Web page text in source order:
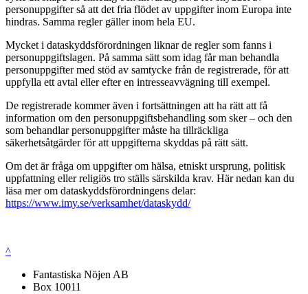
personuppgifter så att det fria flödet av uppgifter inom Europa inte
hindras. Samma regler gäller inom hela EU.
Mycket i dataskyddsförordningen liknar de regler som fanns i
personuppgiftslagen. På samma sätt som idag får man behandla
personuppgifter med stöd av samtycke från de registrerade, för att
uppfylla ett avtal eller efter en intresseavvägning till exempel.
De registrerade kommer även i fortsättningen att ha rätt att få
information om den personuppgiftsbehandling som sker – och den
som behandlar personuppgifter måste ha tillräckliga
säkerhetsåtgärder för att uppgifterna skyddas på rätt sätt.
Om det är fråga om uppgifter om hälsa, etniskt ursprung, politisk
uppfattning eller religiös tro ställs särskilda krav. Här nedan kan du
läsa mer om dataskyddsförordningens delar:
https://www.imy.se/verksamhet/dataskydd/
^
Fantastiska Nöjen AB
Box 10011